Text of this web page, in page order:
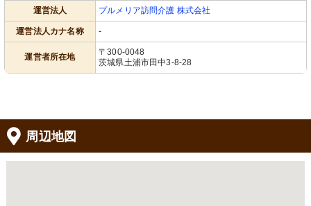
運営法人 プルメリア訪問介護 株式会社
運営法人カナ名称 -
運営者所在地
〒300-0048
茨城県土浦市田中3-8-28
周辺地図